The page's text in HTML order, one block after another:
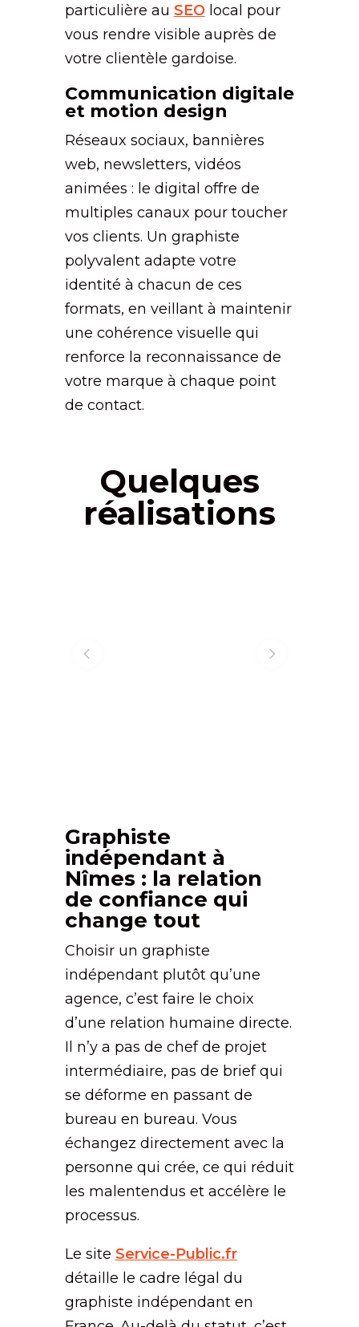
particulière au SEOlocal pour
vous rendre visible auprès de
votre clientèle gardoise.
Communication digitale
et motion design
Réseaux sociaux, bannières
web, newsletters, vidéos
animées : le digital offre de
multiples canaux pour toucher
vos clients. Un graphiste
polyvalent adapte votre
identité à chacun de ces
formats, en veillant à maintenir
une cohérence visuelle qui
renforce la reconnaissance de
votre marque à chaque point
de contact.
Quelques
réalisations
Graphiste
indépendant à
Nîmes : la relation
de confiance qui
change tout
Choisir un graphiste
indépendant plutôt qu’une
agence, c’est faire le choix
d’une relation humaine directe.
Il n’y a pas de chef de projet
intermédiaire, pas de brief qui
se déforme en passant de
bureau en bureau. Vous
échangez directement avec la
personne qui crée, ce qui réduit
les malentendus et accélère le
processus.
Le site Service-Public.fr
détaille le cadre légal du
graphiste indépendant en